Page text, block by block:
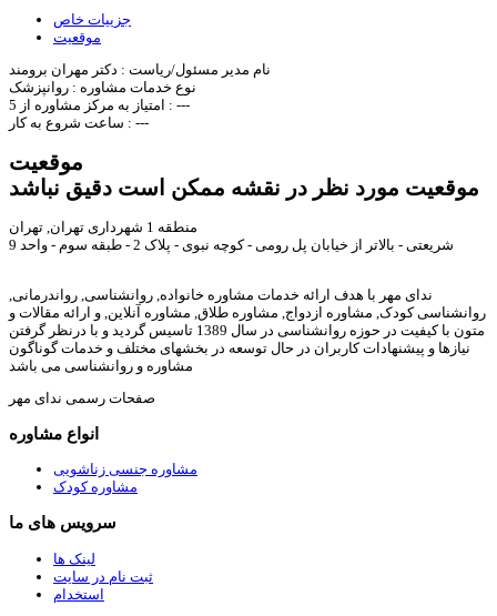
جزییات خاص
موقعیت
نام مدیر مسئول/ریاست : دکتر مهران برومند
نوع خدمات مشاوره : روانپزشک
امتیاز به مرکز مشاوره از 5 : ---
ساعت شروع به کار : ---
موقعیت
موقعیت مورد نظر در نقشه ممکن است دقیق نباشد
منطقه 1 شهرداری تهران, تهران
شریعتی - بالاتر از خیابان پل رومی - کوچه نبوی - پلاک 2 - طبقه سوم - واحد 9
ندای مهر با هدف ارائه خدمات مشاوره خانواده, روانشناسی, رواندرمانی,
روانشناسی کودک, مشاوره ازدواج, مشاوره طلاق, مشاوره آنلاین, و ارائه مقالات و
متون با کیفیت در حوزه روانشناسی در سال 1389 تاسیس گردید و با درنظر گرفتن
نیازها و پیشنهادات کاربران در حال توسعه در بخشهای مختلف و خدمات گوناگون
مشاوره و روانشناسی می باشد
صفحات رسمی ندای مهر
انواع مشاوره
مشاوره جنسی زناشویی
مشاوره کودک
سرویس های ما
لینک ها
ثبت نام در سایت
استخدام